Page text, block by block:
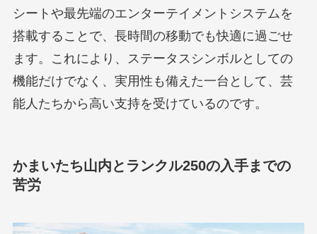
シートや最先端のエンターテイメントシステムを
搭載することで、長時間の移動でも快適に過ごせ
ます。これにより、ステータスシンボルとしての
機能だけでなく、実用性も備えた一台として、芸
能人たちから高い支持を受けているのです。
かまいたち山内とランクル250の入手までの
苦労